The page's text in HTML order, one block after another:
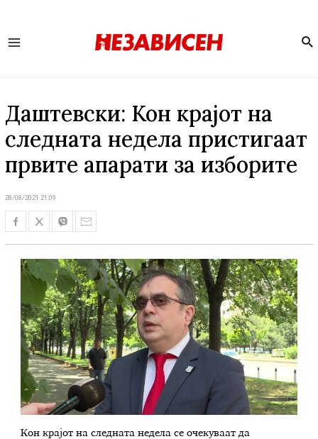
Даштевски: Кон крајот на
следната недела пристигаат
првите апарати за изборите
28/08/2021 21:09
Кон крајот на следната недела се очекуваат да